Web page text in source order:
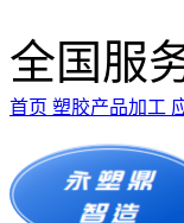
全国服
首页 塑胶产品加工